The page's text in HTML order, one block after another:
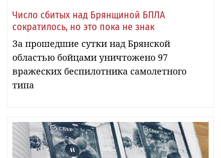
Число сбитых над Брянщиной БПЛА
сократилось, но это пока не знак
За прошедшие сутки над Брянской
областью бойцами уничтожено 97
вражеских беспилотника самолетного
типа